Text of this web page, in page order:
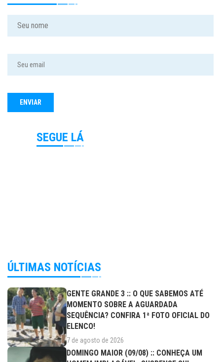
SEGUE LÁ
ÚLTIMAS NOTÍCIAS
GENTE GRANDE 3 :: O QUE SABEMOS ATÉ
MOMENTO SOBRE A AGUARDADA
SEQUÊNCIA? CONFIRA 1ª FOTO OFICIAL DO
ELENCO!
7 de agosto de 2026
DOMINGO MAIOR (09/08) :: CONHEÇA UM